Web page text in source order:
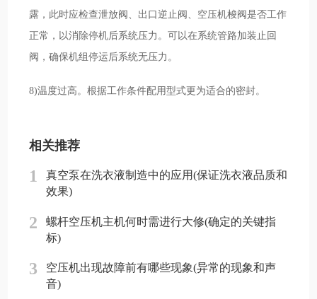
露，此时应检查泄放阀、出口逆止阀、空压机梭阀是否工作
正常，以消除停机后系统压力。可以在系统管路加装止回
阀，确保机组停运后系统无压力。
8)温度过高。根据工作条件配用型式更为适合的密封。
相关推荐
1
真空泵在洗衣液制造中的应用(保证洗衣液品质和
效果)
2
螺杆空压机主机何时需进行大修(确定的关键指
标)
3
空压机出现故障前有哪些现象(异常的现象和声
音)